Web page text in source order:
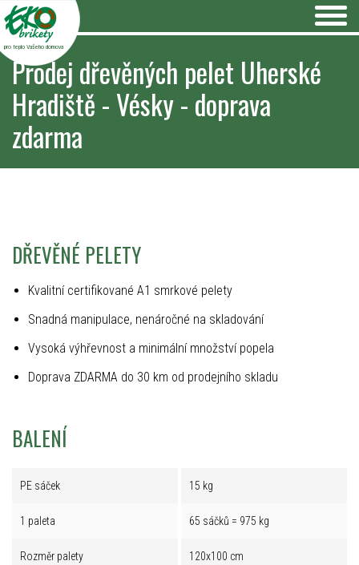
pro teplo Vašeho domova
Prodej dřevěných pelet Uherské
Hradiště - Vésky - doprava
zdarma
DŘEVĚNÉ PELETY
Kvalitní certifikované A1 smrkové pelety
Snadná manipulace, nenáročné na skladování
Vysoká výhřevnost a minimální množství popela
Doprava ZDARMA do 30 km od prodejního skladu
BALENÍ
PE sáček 15 kg
1 paleta 65 sáčků = 975 kg
Rozměr palety 120x100 cm